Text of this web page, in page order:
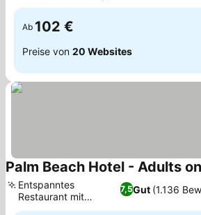
Ab 102 €
Preise von 20 Websites
Palm Beach Hotel - Adults
7,5Gut (1.136
Entspanntes
Restaurant mit
Terrasse